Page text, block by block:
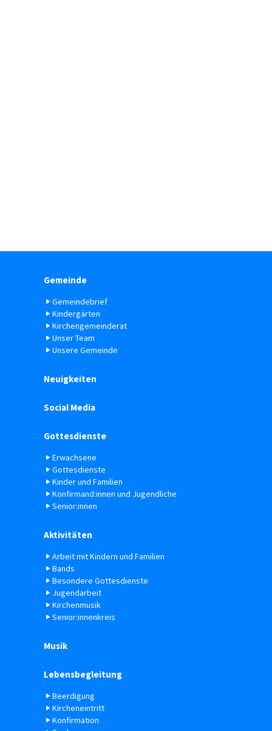
Gemeinde
Gemeindebrief
Kindergärten
Kirchengemeinderat
Unser Team
Unsere Gemeinde
Neuigkeiten
Social Media
Gottesdienste
Erwachsene
Gottesdienste
Kinder und Familien
Konfirmand:innen und Jugendliche
Senior:innen
Aktivitäten
Arbeit mit Kindern und Familien
Bands
Besondere Gottesdienste
Jugendarbeit
Kirchenmusik
Senior:innenkreis
Musik
Lebensbegleitung
Beerdigung
Kircheneintritt
Konfirmation